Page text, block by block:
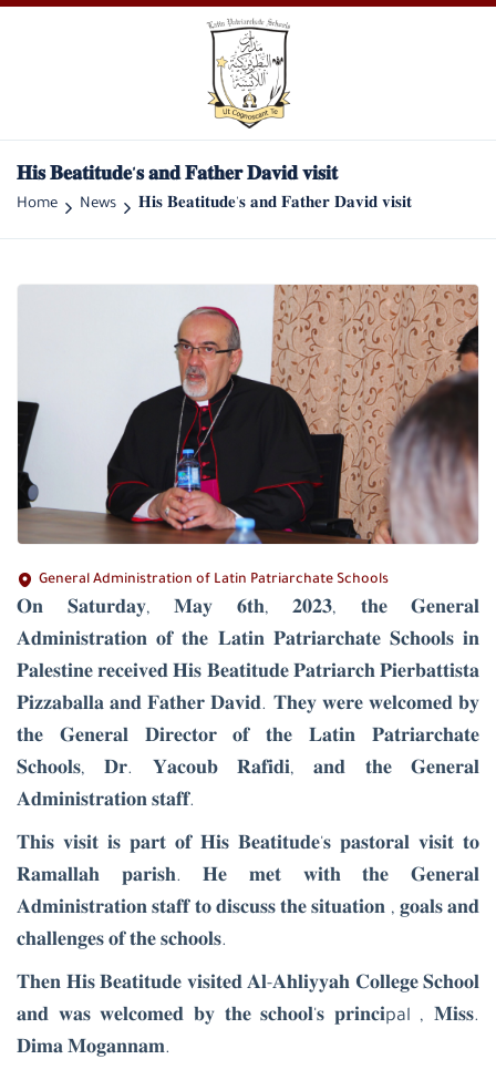
𝐇𝐢𝐬 𝐁𝐞𝐚𝐭𝐢𝐭𝐮𝐝𝐞'𝐬 𝐚𝐧𝐝 𝐅𝐚𝐭𝐡𝐞𝐫 𝐃𝐚𝐯𝐢𝐝 𝐯𝐢𝐬𝐢𝐭
Home News 𝐇𝐢𝐬 𝐁𝐞𝐚𝐭𝐢𝐭𝐮𝐝𝐞'𝐬 𝐚𝐧𝐝 𝐅𝐚𝐭𝐡𝐞𝐫 𝐃𝐚𝐯𝐢𝐝 𝐯𝐢𝐬𝐢𝐭
General Administration of Latin Patriarchate Schools
𝐎𝐧 𝐒𝐚𝐭𝐮𝐫𝐝𝐚𝐲, 𝐌𝐚𝐲 𝟔𝐭𝐡, 𝟐𝟎𝟐𝟑, 𝐭𝐡𝐞 𝐆𝐞𝐧𝐞𝐫𝐚𝐥
𝐀𝐝𝐦𝐢𝐧𝐢𝐬𝐭𝐫𝐚𝐭𝐢𝐨𝐧 𝐨𝐟 𝐭𝐡𝐞 𝐋𝐚𝐭𝐢𝐧 𝐏𝐚𝐭𝐫𝐢𝐚𝐫𝐜𝐡𝐚𝐭𝐞 𝐒𝐜𝐡𝐨𝐨𝐥𝐬 𝐢𝐧
𝐏𝐚𝐥𝐞𝐬𝐭𝐢𝐧𝐞 𝐫𝐞𝐜𝐞𝐢𝐯𝐞𝐝 𝐇𝐢𝐬 𝐁𝐞𝐚𝐭𝐢𝐭𝐮𝐝𝐞 𝐏𝐚𝐭𝐫𝐢𝐚𝐫𝐜𝐡 𝐏𝐢𝐞𝐫𝐛𝐚𝐭𝐭𝐢𝐬𝐭𝐚
𝐏𝐢𝐳𝐳𝐚𝐛𝐚𝐥𝐥𝐚 𝐚𝐧𝐝 𝐅𝐚𝐭𝐡𝐞𝐫 𝐃𝐚𝐯𝐢𝐝. 𝐓𝐡𝐞𝐲 𝐰𝐞𝐫𝐞 𝐰𝐞𝐥𝐜𝐨𝐦𝐞𝐝 𝐛𝐲
𝐭𝐡𝐞 𝐆𝐞𝐧𝐞𝐫𝐚𝐥 𝐃𝐢𝐫𝐞𝐜𝐭𝐨𝐫 𝐨𝐟 𝐭𝐡𝐞 𝐋𝐚𝐭𝐢𝐧 𝐏𝐚𝐭𝐫𝐢𝐚𝐫𝐜𝐡𝐚𝐭𝐞
𝐒𝐜𝐡𝐨𝐨𝐥𝐬, 𝐃𝐫. 𝐘𝐚𝐜𝐨𝐮𝐛 𝐑𝐚𝐟𝐢𝐝𝐢, 𝐚𝐧𝐝 𝐭𝐡𝐞 𝐆𝐞𝐧𝐞𝐫𝐚𝐥
𝐀𝐝𝐦𝐢𝐧𝐢𝐬𝐭𝐫𝐚𝐭𝐢𝐨𝐧 𝐬𝐭𝐚𝐟𝐟.
𝐓𝐡𝐢𝐬 𝐯𝐢𝐬𝐢𝐭 𝐢𝐬 𝐩𝐚𝐫𝐭 𝐨𝐟 𝐇𝐢𝐬 𝐁𝐞𝐚𝐭𝐢𝐭𝐮𝐝𝐞'𝐬 𝐩𝐚𝐬𝐭𝐨𝐫𝐚𝐥 𝐯𝐢𝐬𝐢𝐭 𝐭𝐨
𝐑𝐚𝐦𝐚𝐥𝐥𝐚𝐡 𝐩𝐚𝐫𝐢𝐬𝐡. 𝐇𝐞 𝐦𝐞𝐭 𝐰𝐢𝐭𝐡 𝐭𝐡𝐞 𝐆𝐞𝐧𝐞𝐫𝐚𝐥
𝐀𝐝𝐦𝐢𝐧𝐢𝐬𝐭𝐫𝐚𝐭𝐢𝐨𝐧 𝐬𝐭𝐚𝐟𝐟 𝐭𝐨 𝐝𝐢𝐬𝐜𝐮𝐬𝐬 𝐭𝐡𝐞 𝐬𝐢𝐭𝐮𝐚𝐭𝐢𝐨𝐧 , 𝐠𝐨𝐚𝐥𝐬 𝐚𝐧𝐝
𝐜𝐡𝐚𝐥𝐥𝐞𝐧𝐠𝐞𝐬 𝐨𝐟 𝐭𝐡𝐞 𝐬𝐜𝐡𝐨𝐨𝐥𝐬.
𝐓𝐡𝐞𝐧 𝐇𝐢𝐬 𝐁𝐞𝐚𝐭𝐢𝐭𝐮𝐝𝐞 𝐯𝐢𝐬𝐢𝐭𝐞𝐝 𝐀𝐥-𝐀𝐡𝐥𝐢𝐲𝐲𝐚𝐡 𝐂𝐨𝐥𝐥𝐞𝐠𝐞 𝐒𝐜𝐡𝐨𝐨𝐥
𝐚𝐧𝐝 𝐰𝐚𝐬 𝐰𝐞𝐥𝐜𝐨𝐦𝐞𝐝 𝐛𝐲 𝐭𝐡𝐞 𝐬𝐜𝐡𝐨𝐨𝐥'𝐬 𝐩𝐫𝐢𝐧𝐜𝐢pal , 𝐌𝐢𝐬𝐬.
𝐃𝐢𝐦𝐚 𝐌𝐨𝐠𝐚𝐧𝐧𝐚𝐦.